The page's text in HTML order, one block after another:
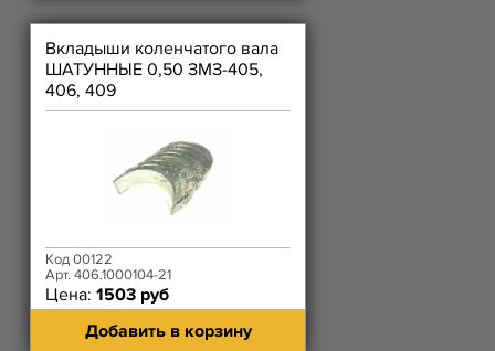
Вкладыши коленчатого вала
ШАТУННЫЕ 0,50 ЗМЗ-405,
406, 409
Код 00122
Арт. 406.1000104-21
Цена: 1503 руб
Добавить в корзину